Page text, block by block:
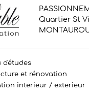
Quartier St
d'études
et rénovation
interieur / exterieur